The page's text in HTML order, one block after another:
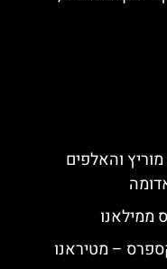
והאלפים
ממילאנו
– מטיראנו